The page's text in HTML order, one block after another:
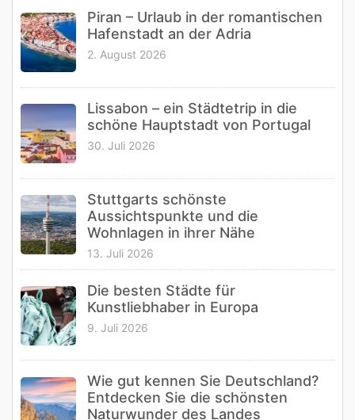
Piran – Urlaub in der romantischen
Hafenstadt an der Adria
2. August 2026
Lissabon – ein Städtetrip in die
schöne Hauptstadt von Portugal
30. Juli 2026
Stuttgarts schönste
Aussichtspunkte und die
Wohnlagen in ihrer Nähe
13. Juli 2026
Die besten Städte für
Kunstliebhaber in Europa
9. Juli 2026
Wie gut kennen Sie Deutschland?
Entdecken Sie die schönsten
Naturwunder des Landes